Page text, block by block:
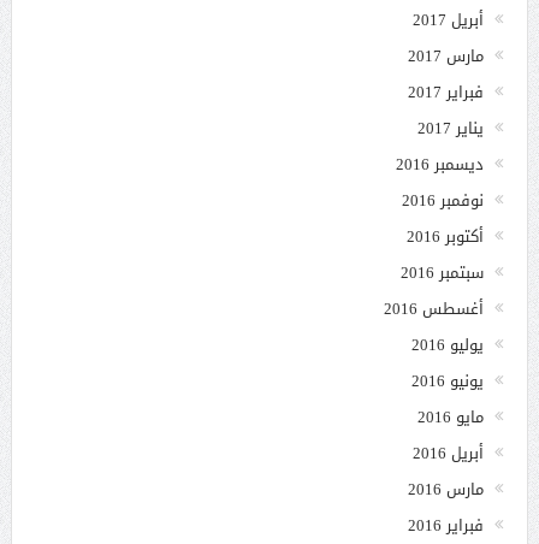
أبريل 2017
مارس 2017
فبراير 2017
يناير 2017
ديسمبر 2016
نوفمبر 2016
أكتوبر 2016
سبتمبر 2016
أغسطس 2016
يوليو 2016
يونيو 2016
مايو 2016
أبريل 2016
مارس 2016
فبراير 2016